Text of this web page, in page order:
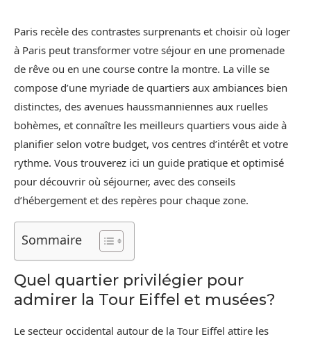
Paris recèle des contrastes surprenants et choisir où loger
à Paris peut transformer votre séjour en une promenade
de rêve ou en une course contre la montre. La ville se
compose d’une myriade de quartiers aux ambiances bien
distinctes, des avenues haussmanniennes aux ruelles
bohèmes, et connaître les meilleurs quartiers vous aide à
planifier selon votre budget, vos centres d’intérêt et votre
rythme. Vous trouverez ici un guide pratique et optimisé
pour découvrir où séjourner, avec des conseils
d’hébergement et des repères pour chaque zone.
Sommaire
Quel quartier privilégier pour
admirer la Tour Eiffel et musées?
Le secteur occidental autour de la Tour Eiffel attire les